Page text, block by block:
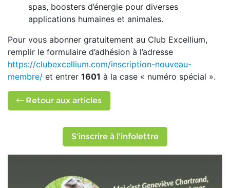
spas, boosters d’énergie pour diverses
applications humaines et animales.
Pour vous abonner gratuitement au Club Excellium,
remplir le formulaire d’adhésion à l’adresse
https://clubexcellium.com/inscription-nouveau-
membre/ et entrer 1601 à la case « numéro spécial ».
Retour aux articles
S'inscrire à l'infolettre